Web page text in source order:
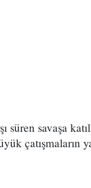
süren savaşa
çatışmaların